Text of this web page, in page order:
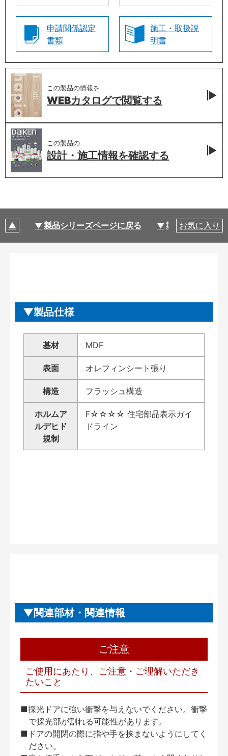
申請関係認定
書類
施工・取扱説
明書
この製品の情報を
WEBカタログで閲覧する
この製品の
設計・施工情報を確認する
製品シリーズページに戻る 製品仕様
お気に入り
製品仕様
基材 MDF
表面 オレフィンシート張り
構造 フラッシュ構造
ホルムア
ルデヒド
規制
F☆☆☆☆ 住宅部品表示ガイ
ドライン
関連部材・関連情報
ご注意
ご使用にあたり、ご注意・ご理解いただき
たいこと
■採光ドアに強い衝撃を与えないでください。衝撃
で採光部が割れる可能性があります。
■ドアの開閉の際に指や手を挟まないようにしてく
ださい。